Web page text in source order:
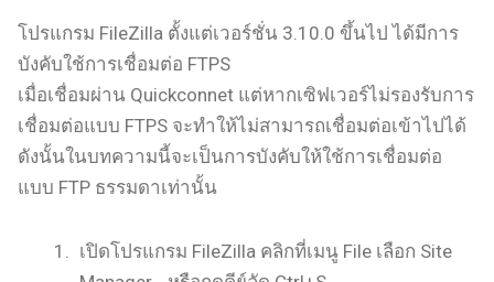
โปรแกรม FileZilla ตั้งแต่เวอร์ชั่น 3.10.0 ขึ้นไป ได้มีการ
บังคับใช้การเชื่อมต่อ FTPS
เมื่อเชื่อมผ่าน Quickconnet แต่หากเซิฟเวอร์ไม่รองรับการ
เชื่อมต่อแบบ FTPS จะทำให้ไม่สามารถเชื่อมต่อเข้าไปได้
ดังนั้นในบทความนี้จะเป็นการบังคับให้ใช้การเชื่อมต่อ
แบบ FTP ธรรมดาเท่านั้น
เปิดโปรแกรม FileZilla คลิกที่เมนู File เลือก Site